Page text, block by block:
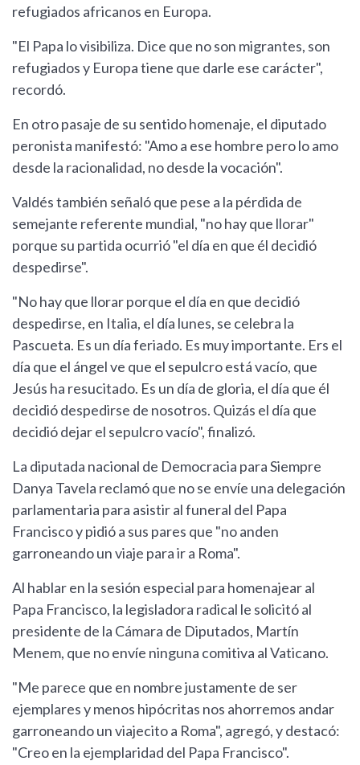
refugiados africanos en Europa.
"El Papa lo visibiliza. Dice que no son migrantes, son
refugiados y Europa tiene que darle ese carácter",
recordó.
En otro pasaje de su sentido homenaje, el diputado
peronista manifestó: "Amo a ese hombre pero lo amo
desde la racionalidad, no desde la vocación".
Valdés también señaló que pese a la pérdida de
semejante referente mundial, "no hay que llorar"
porque su partida ocurrió "el día en que él decidió
despedirse".
"No hay que llorar porque el día en que decidió
despedirse, en Italia, el día lunes, se celebra la
Pascueta. Es un día feriado. Es muy importante. Ers el
día que el ángel ve que el sepulcro está vacío, que
Jesús ha resucitado. Es un día de gloria, el día que él
decidió despedirse de nosotros. Quizás el día que
decidió dejar el sepulcro vacío", finalizó.
La diputada nacional de Democracia para Siempre
Danya Tavela reclamó que no se envíe una delegación
parlamentaria para asistir al funeral del Papa
Francisco y pidió a sus pares que "no anden
garroneando un viaje para ir a Roma".
Al hablar en la sesión especial para homenajear al
Papa Francisco, la legisladora radical le solicitó al
presidente de la Cámara de Diputados, Martín
Menem, que no envíe ninguna comitiva al Vaticano.
"Me parece que en nombre justamente de ser
ejemplares y menos hipócritas nos ahorremos andar
garroneando un viajecito a Roma", agregó, y destacó:
"Creo en la ejemplaridad del Papa Francisco".